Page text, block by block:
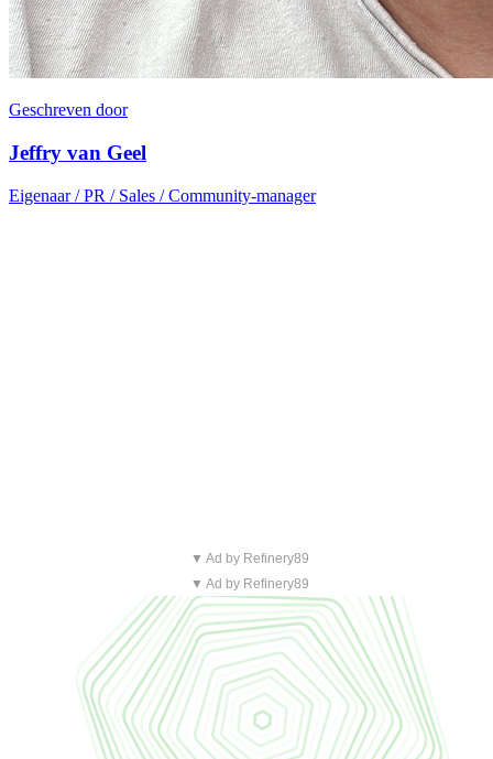
Geschreven door
Jeffry van Geel
Eigenaar / PR / Sales / Community-manager
▼ Ad by Refinery89
▼ Ad by Refinery89